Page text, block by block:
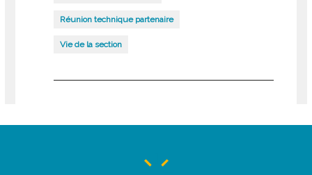
Réunion technique partenaire
Vie de la section